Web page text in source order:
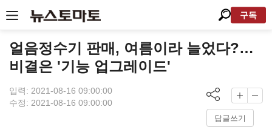
구독
얼음정수기 판매, 여름이라 늘었다?…
비결은 '기능 업그레이드'
입력: 2021-08-16 09:00:00
수정: 2021-08-16 09:00:00
답글쓰기